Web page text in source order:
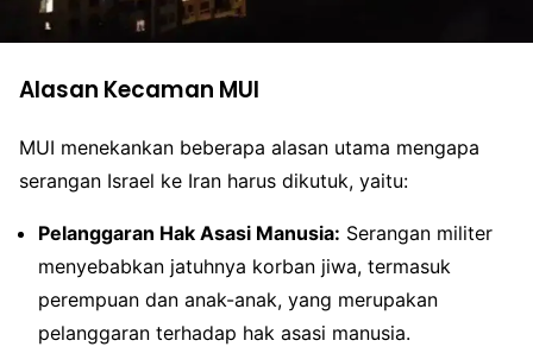
Alasan Kecaman MUI
MUI menekankan beberapa alasan utama mengapa
serangan Israel ke Iran harus dikutuk, yaitu:
Pelanggaran Hak Asasi Manusia: Serangan militer
menyebabkan jatuhnya korban jiwa, termasuk
perempuan dan anak-anak, yang merupakan
pelanggaran terhadap hak asasi manusia.